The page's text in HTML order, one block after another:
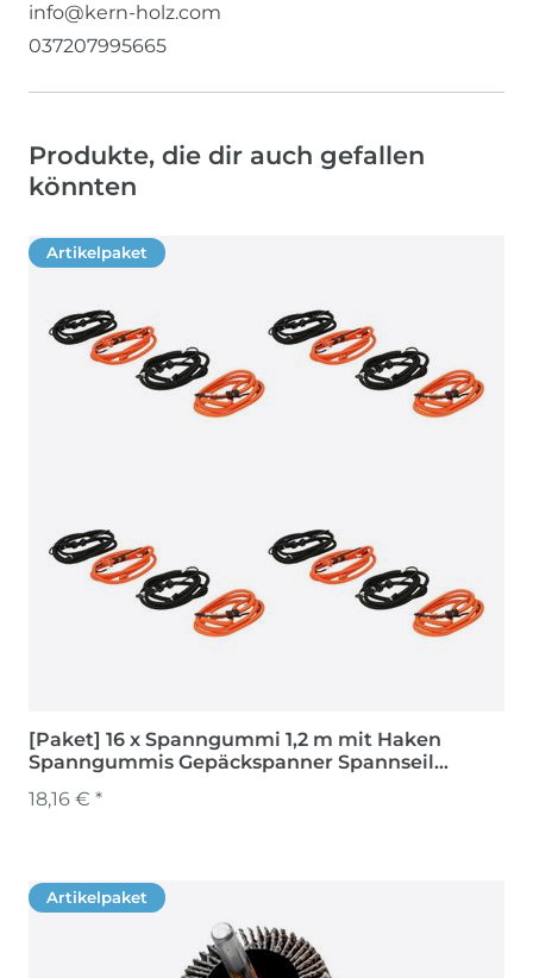
info@kern-holz.com
037207995665
Produkte, die dir auch gefallen
könnten
Artikelpaket
[Paket] 16 x Spanngummi 1,2 m mit Haken
Spanngummis Gepäckspanner Spannseil
18,16 € *
Artikelpaket